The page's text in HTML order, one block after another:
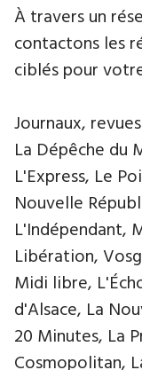
À travers un
contactons les
ciblés pour
Journaux,
La Dépêche du
L'Express, Le
Nouvelle
L'Indépendant,
Libération,
Midi libre,
d'Alsace, La
20 Minutes, La
Cosmopolitan,